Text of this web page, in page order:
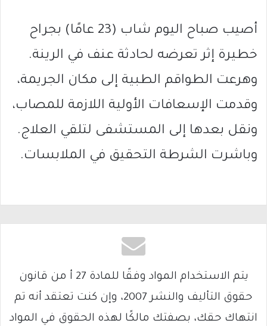
أصيب صباح اليوم شاب (23 عامًا) بجراح
خطيرة إثر تعرضه لحادثة عنف في الرينة.
وهرعت الطواقم الطبية إلى مكان الجريمة،
وقدمت الإسعافات الأولية اللازمة للمصاب،
ونقل بعدها إلى المستشفى لتلقي العلاج.
وباشرت الشرطة التحقيق في الملابسات.
يتم الاستخدام المواد وفقًا للمادة 27 أ من قانون
حقوق التأليف والنشر 2007، وإن كنت تعتقد أنه تم
انتهاك حقك، بصفتك مالكًا لهذه الحقوق في المواد